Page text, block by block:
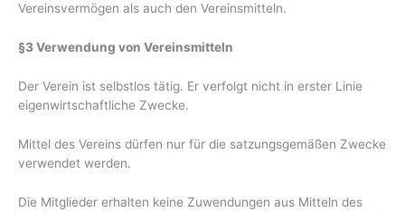
Vereinsvermögen als auch den Vereinsmitteln.
§3 Verwendung von Vereinsmitteln
Der Verein ist selbstlos tätig. Er verfolgt nicht in erster Linie
eigenwirtschaftliche Zwecke.
Mittel des Vereins dürfen nur für die satzungsgemäßen Zwecke
verwendet werden.
Die Mitglieder erhalten keine Zuwendungen aus Mitteln des